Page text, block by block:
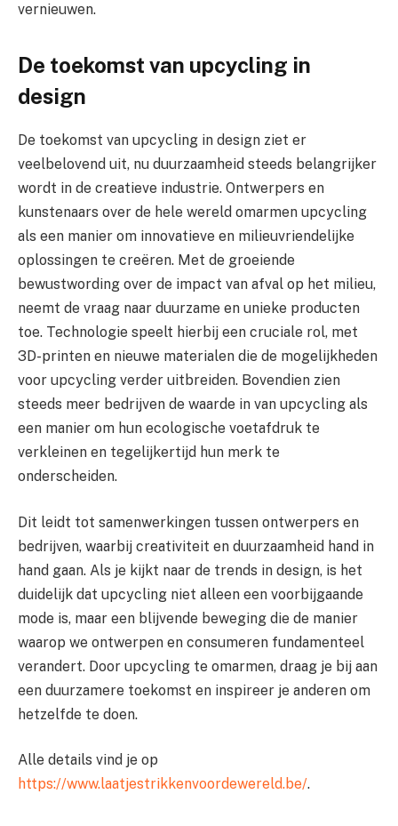
vernieuwen.
De toekomst van upcycling in
design
De toekomst van upcycling in design ziet er
veelbelovend uit, nu duurzaamheid steeds belangrijker
wordt in de creatieve industrie. Ontwerpers en
kunstenaars over de hele wereld omarmen upcycling
als een manier om innovatieve en milieuvriendelijke
oplossingen te creëren. Met de groeiende
bewustwording over de impact van afval op het milieu,
neemt de vraag naar duurzame en unieke producten
toe. Technologie speelt hierbij een cruciale rol, met
3D-printen en nieuwe materialen die de mogelijkheden
voor upcycling verder uitbreiden. Bovendien zien
steeds meer bedrijven de waarde in van upcycling als
een manier om hun ecologische voetafdruk te
verkleinen en tegelijkertijd hun merk te
onderscheiden.
Dit leidt tot samenwerkingen tussen ontwerpers en
bedrijven, waarbij creativiteit en duurzaamheid hand in
hand gaan. Als je kijkt naar de trends in design, is het
duidelijk dat upcycling niet alleen een voorbijgaande
mode is, maar een blijvende beweging die de manier
waarop we ontwerpen en consumeren fundamenteel
verandert. Door upcycling te omarmen, draag je bij aan
een duurzamere toekomst en inspireer je anderen om
hetzelfde te doen.
Alle details vind je op
https://www.laatjestrikkenvoordewereld.be/.